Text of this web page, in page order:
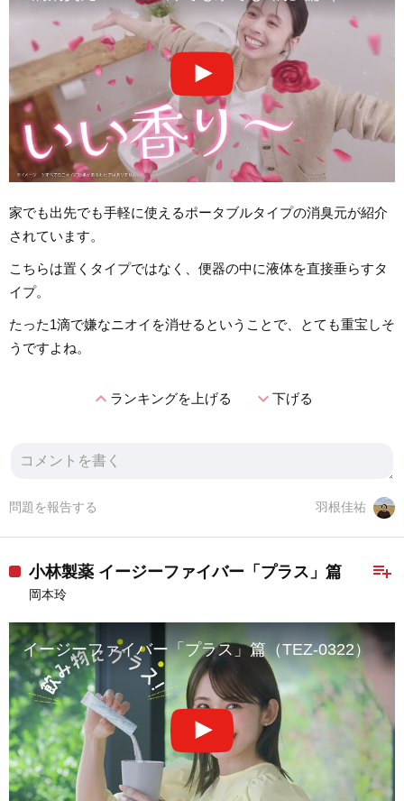
家でも出先でも手軽に使えるポータブルタイプの消臭元が紹介
されています。
こちらは置くタイプではなく、便器の中に液体を直接垂らすタ
イプ。
たった1滴で嫌なニオイを消せるということで、とても重宝しそ
うですよね。
expand_lessランキングを上げる expand_more下げる
羽根佳祐
問題を報告する
playlist_add
小林製薬 イージーファイバー「プラス」篇
岡本玲
イージーファイバー「プラス」篇（TEZ-0322）